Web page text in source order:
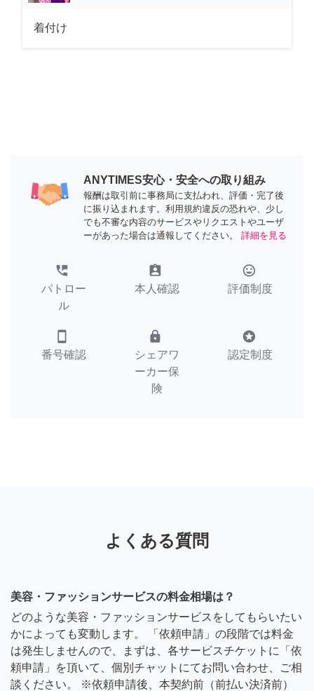
着付け
ANYTIMES安心・安全への取り組み
報酬は取引前に事務局に支払われ、評価・完了後
に振り込まれます。利用規約違反の恐れや、少し
でも不審な内容のサービスやリクエストやユーザ
ーがあった場合は通報してください。
詳細を見る
perm_phone_msg
パトロー
ル
assignment_ind
本人確認
tag_faces
評価制度
smartphone
番号確認
lock
シェアワ
ーカー保
険
stars
認定制度
よくある質問
美容・ファッションサービスの料金相場は？
どのような美容・ファッションサービスをしてもらいたい
かによっても変動します。 「依頼申請」の段階では料金
は発生しませんので、まずは、各サービスチケットに「依
頼申請」を頂いて、個別チャットにてお問い合わせ、ご相
談ください。 ※依頼申請後、本契約前（前払い決済前）